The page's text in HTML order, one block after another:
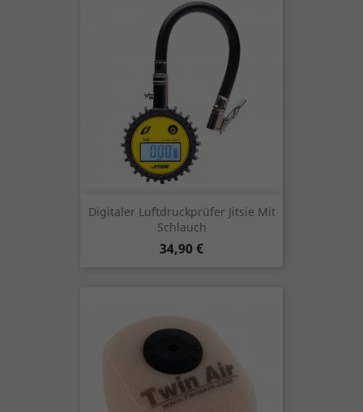
Digitaler Luftdruckprüfer Jitsie Mit
Schlauch
Preis
34,90 €